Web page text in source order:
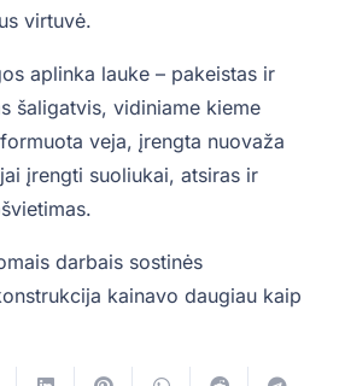
virtuvė.
aplinka lauke – pakeistas ir
šaligatvis, vidiniame kieme
veja, įrengta nuovaža
įrengti suoliukai, atsiras ir
darbais sostinės
kainavo daugiau kaip